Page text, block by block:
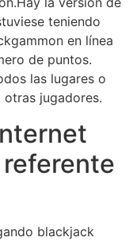
teniendo
en línea
de puntos.
las lugares o
otras jugadores.
blackjack